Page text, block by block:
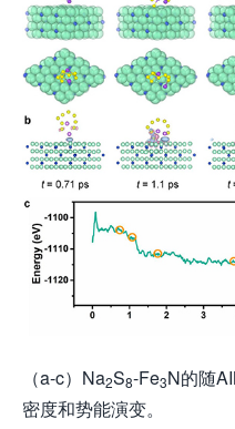
（a-c）Na2S8-Fe3N的随
密度和势能演变。